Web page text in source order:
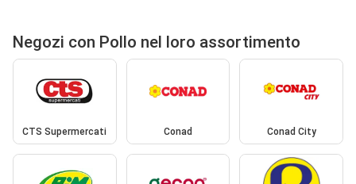
Negozi con Pollo nel loro assortimento
CTS Supermercati Conad Conad City